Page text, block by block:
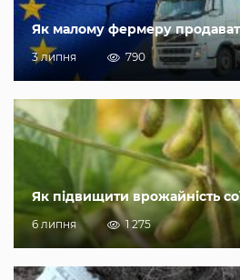
Як малому фермеру
3 липня 790
Як підвищити врожайність
6 липня 1 275